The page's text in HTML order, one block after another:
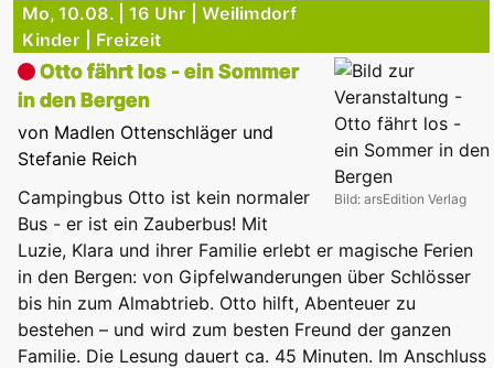
Mo, 10.08. | 16 Uhr | Weilimdorf
Kinder | Freizeit
Bild: arsEdition Verlag
Otto fährt los - ein Sommer
in den Bergen
von Madlen Ottenschläger und
Stefanie Reich
Campingbus Otto ist kein normaler
Bus - er ist ein Zauberbus! Mit
Luzie, Klara und ihrer Familie erlebt er magische Ferien
in den Bergen: von Gipfelwanderungen über Schlösser
bis hin zum Almabtrieb. Otto hilft, Abenteuer zu
bestehen – und wird zum besten Freund der ganzen
Familie. Die Lesung dauert ca. 45 Minuten. Im Anschluss